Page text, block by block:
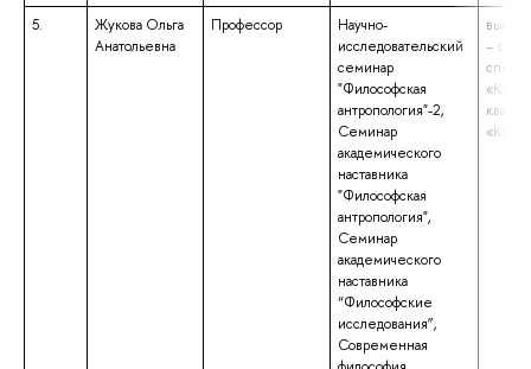
5.
Жукова Ольга
Анатольевна
Профессор
Научно-
исследовательский
семинар
"Философская
антропология"-2,
Семинар
академического
наставника
"Философская
антропология",
Семинар
академического
наставника
“Философские
исследования”,
Современная
–